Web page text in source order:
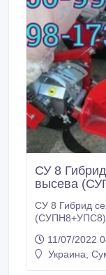
СУ 8
высева
СУ 8 Гибрид
СУ-8(6).Есть СУПН новая,
8 (СУ8)
11/07/2022
Украина,